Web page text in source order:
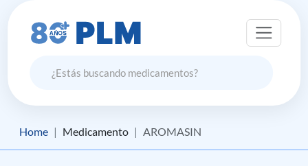
Home Medicamento AROMASIN